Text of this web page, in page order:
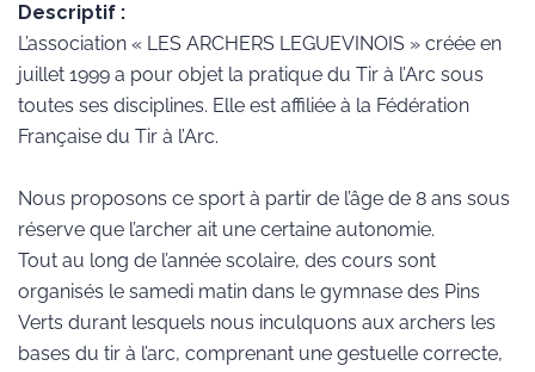
Descriptif :
L’association « LES ARCHERS LEGUEVINOIS » créée en
juillet 1999 a pour objet la pratique du Tir à l’Arc sous
toutes ses disciplines. Elle est affiliée à la Fédération
Française du Tir à l’Arc.
Nous proposons ce sport à partir de l’âge de 8 ans sous
réserve que l’archer ait une certaine autonomie.
Tout au long de l’année scolaire, des cours sont
organisés le samedi matin dans le gymnase des Pins
Verts durant lesquels nous inculquons aux archers les
bases du tir à l’arc, comprenant une gestuelle correcte,